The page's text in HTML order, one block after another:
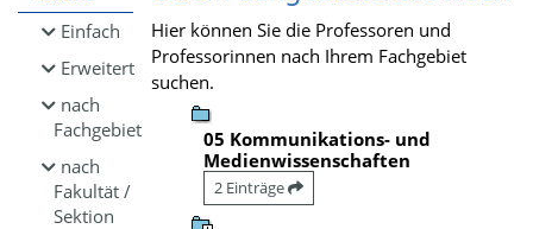
Einfach
Erweitert
nach
Fachgebiet
nach
Fakultät /
Sektion
Hier können Sie die Professoren und
Professorinnen nach Ihrem Fachgebiet
suchen.
05 Kommunikations- und
Medienwissenschaften
2 Einträge